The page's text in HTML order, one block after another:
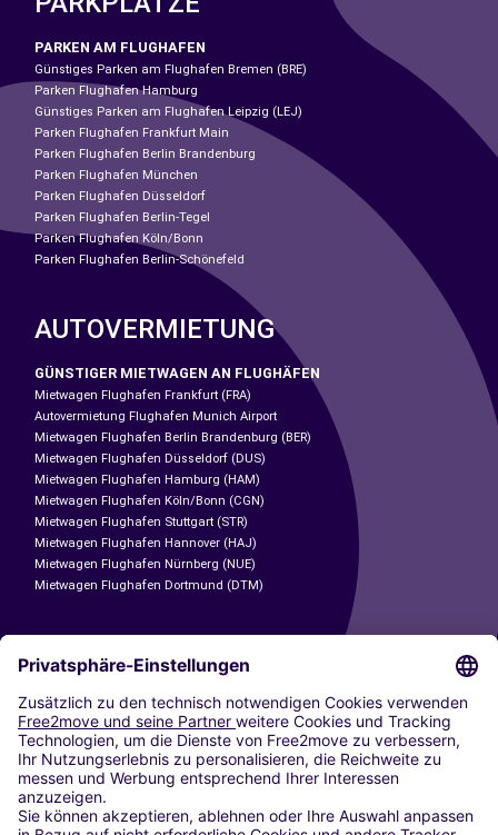
PARKEN AM FLUGHAFEN
Günstiges Parken am Flughafen Bremen (BRE)
Parken Flughafen Hamburg
Günstiges Parken am Flughafen Leipzig (LEJ)
Parken Flughafen Frankfurt Main
Parken Flughafen Berlin Brandenburg
Parken Flughafen München
Parken Flughafen Düsseldorf
Parken Flughafen Berlin-Tegel
Parken Flughafen Köln/Bonn
Parken Flughafen Berlin-Schönefeld
AUTOVERMIETUNG
GÜNSTIGER MIETWAGEN AN FLUGHÄFEN
Mietwagen Flughafen Frankfurt (FRA)
Autovermietung Flughafen Munich Airport
Mietwagen Flughafen Berlin Brandenburg (BER)
Mietwagen Flughafen Düsseldorf (DUS)
Mietwagen Flughafen Hamburg (HAM)
Mietwagen Flughafen Köln/Bonn (CGN)
Mietwagen Flughafen Stuttgart (STR)
Mietwagen Flughafen Hannover (HAJ)
Mietwagen Flughafen Nürnberg (NUE)
Mietwagen Flughafen Dortmund (DTM)
CARSHARING
UNSERE STÄDTE
Paris
Madrid
Washington DC
Mailand
Rom
Turin